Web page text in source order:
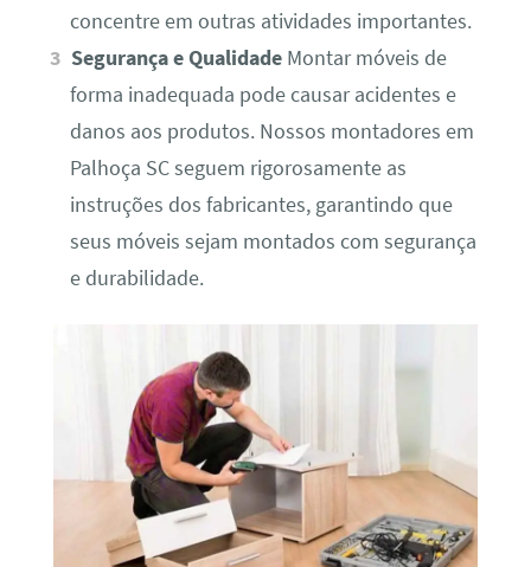
concentre em outras atividades importantes.
Segurança e Qualidade Montar móveis de
forma inadequada pode causar acidentes e
danos aos produtos. Nossos montadores em
Palhoça SC seguem rigorosamente as
instruções dos fabricantes, garantindo que
seus móveis sejam montados com segurança
e durabilidade.